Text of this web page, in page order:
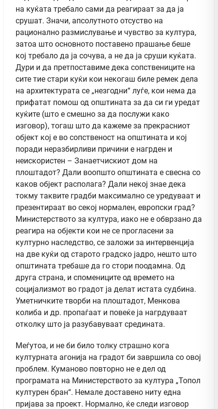
на куќата требало сами да реагираат за да ја
срушат. Значи, апсолутното отсуство на
рационално размислување и чувство за култура,
затоа што основното поставено прашање беше
кој требало да ја сочува, а не да ја сруши куќата.
Дури и да претпоставиме дека сопствениците на
сите тие стари куќи кои некогаш биле ремек дела
на архитектурата се „незгодни“ луѓе, кои нема да
прифатат помош од општината за да си ги уредат
куќите (што е смешно за да послужи како
изговор), тогаш што да кажеме за прекрасниот
објект кој е во сопственост на општината и кој
поради неразбирливи причини е нагрден и
неискористен – Занаетчискиот дом на
плоштадот? Дали воопшто општината е свесна со
каков објект располага? Дали некој знае дека
токму таквите градби максимално се уредуваат и
презентираат во секој нормален, европски град?
Министерството за култура, иако не е обврзано да
реагира на објекти кои не се прогласени за
културно наследство, се заложи за интервенција
на две куќи од старото градско јадро, нешто што
општината требаше да го стори поодамна. Од
друга страна, и спомениците од времето на
социјализмот во градот ја делат истата судбина.
Уметничките творби на плоштадот, Менкова
колиба и др. пропаѓаат и повеќе ја нагрдуваат
отколку што ја разубавуваат средината.
Меѓутоа, и не би било толку страшно кога
културната агонија на градот би завршила со овој
проблем. Куманово повторно не е дел од
програмата на Министерството за култура „Топол
културен бран“. Немале доставено ниту една
пријава за проект. Нормално, ќе следи изговор